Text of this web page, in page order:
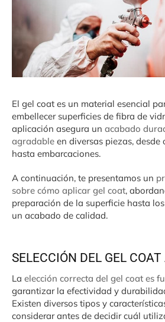
El gel coat es un material esencial
embellecer superficies de fibra de
aplicación asegura un acabado
agradable en diversas piezas,
hasta embarcaciones.
A continuación, te presentamos un
sobre cómo aplicar gel coat,
preparación de la superficie hasta
un acabado de calidad.
SELECCIÓN DEL GEL
La elección correcta del gel coat es
garantizar la efectividad y
Existen diversos tipos y
considerar antes de decidir cuál